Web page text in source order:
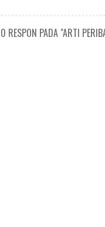
0 RESPON PADA "ARTI